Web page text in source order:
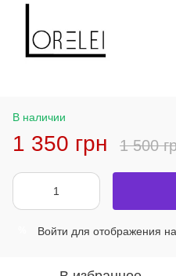
В наличии
1 350 грн 1 500
Войти для отображения